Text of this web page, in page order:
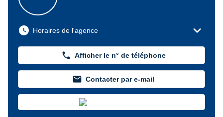
watch_later Horaires de l'agence expand_more
phone Afficher le n° de téléphone
mail Contacter par e-mail